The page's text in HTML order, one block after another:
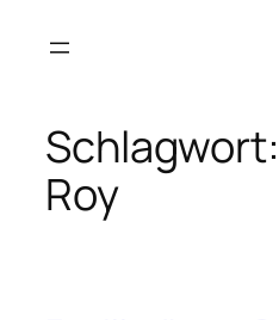
Inhalt
Schlagwort:
Roy